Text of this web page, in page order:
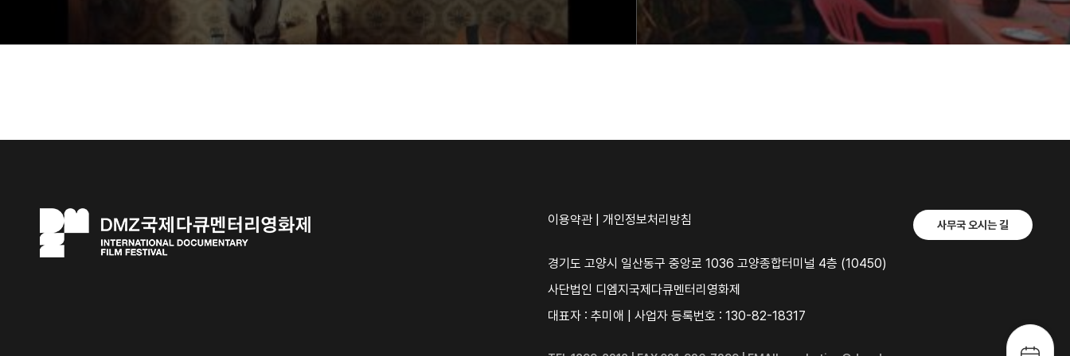
이용약관 개인정보처리방침
경기도 고양시 일산동구 중앙로 1036 고양종합터미널 4층 (10450)
사단법인 디엠지국제다큐멘터리영화제
대표자 : 추미애 | 사업자 등록번호 : 130-82-18317
사무국 오시는 길